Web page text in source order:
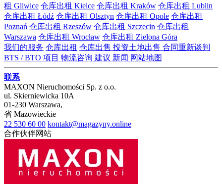
租 Gliwice 仓库出租 Kielce 仓库出租 Kraków 仓库出租 Lublin
仓库出租 Łódź 仓库出租 Olsztyn 仓库出租 Opole 仓库出租
Poznań 仓库出租 Rzeszów 仓库出租 Szczecin 仓库出租
Warszawa 仓库出租 Wrocław 仓库出租 Zielona Góra
我们的服务 仓库出租 仓库出售 投资土地出售 合同重新谈判
BTS / BTO 项目 物流咨询 建议 新闻 网站地图
联系
MAXON Nieruchomości Sp. z o.o.
ul. Skierniewicka 10A
01-230 Warszawa,
省 Mazowieckie
22 530 60 00 kontakt@magazyny.online
合作伙伴网站